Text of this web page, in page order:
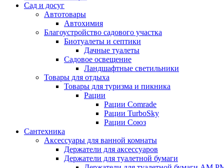
Сад и досуг
Автотовары
Автохимия
Благоустройство садового участка
Биотуалеты и септики
Дачные туалеты
Садовое освещение
Ландшафтные светильники
Товары для отдыха
Товары для туризма и пикника
Рации
Рации Comrade
Рации TurboSky
Рации Союз
Сантехника
Аксессуары для ванной комнаты
Держатели для аксессуаров
Держатели для туалетной бумаги